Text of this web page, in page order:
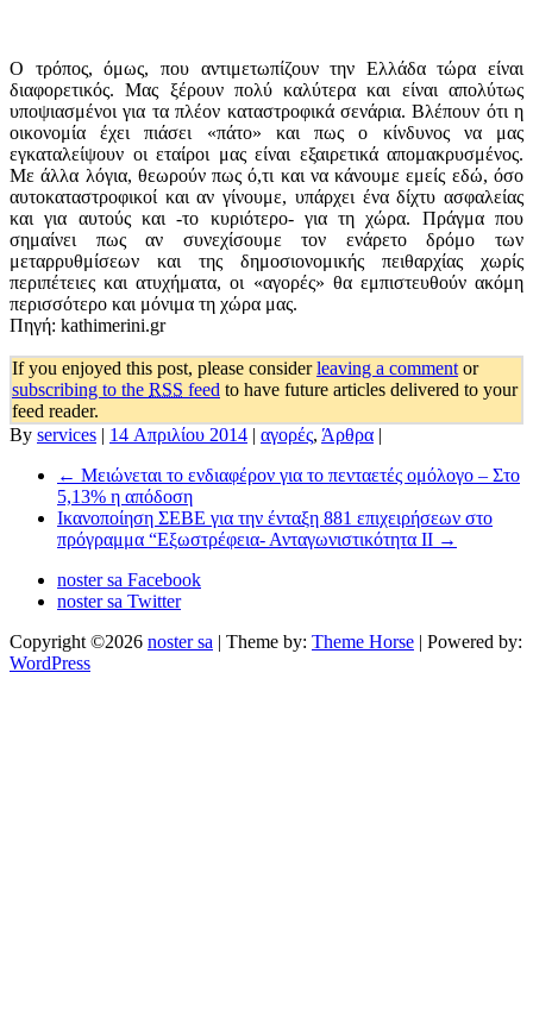
Ο τρόπος, όμως, που αντιμετωπίζουν την Ελλάδα τώρα είναι
διαφορετικός. Μας ξέρουν πολύ καλύτερα και είναι απολύτως
υποψιασμένοι για τα πλέον καταστροφικά σενάρια. Βλέπουν ότι η
οικονομία έχει πιάσει «πάτο» και πως ο κίνδυνος να μας
εγκαταλείψουν οι εταίροι μας είναι εξαιρετικά απομακρυσμένος.
Με άλλα λόγια, θεωρούν πως ό,τι και να κάνουμε εμείς εδώ, όσο
αυτοκαταστροφικοί και αν γίνουμε, υπάρχει ένα δίχτυ ασφαλείας
και για αυτούς και -το κυριότερο- για τη χώρα. Πράγμα που
σημαίνει πως αν συνεχίσουμε τον ενάρετο δρόμο των
μεταρρυθμίσεων και της δημοσιονομικής πειθαρχίας χωρίς
περιπέτειες και ατυχήματα, οι «αγορές» θα εμπιστευθούν ακόμη
περισσότερο και μόνιμα τη χώρα μας.
Πηγή: kathimerini.gr
If you enjoyed this post, please considerleaving a comment or
subscribing to the RSS feed to have future articles delivered to your
feed reader.
By services | 14 Απριλίου 2014 | αγορές, Άρθρα |
← Μειώνεται το ενδιαφέρον για το πενταετές ομόλογο – Στο
5,13% η απόδοση
Ικανοποίηση ΣΕΒΕ για την ένταξη 881 επιχειρήσεων στο
πρόγραμμα “Εξωστρέφεια- Ανταγωνιστικότητα ΙΙ →
noster sa Facebook
noster sa Twitter
Copyright ©2026 noster sa | Theme by: Theme Horse | Powered by:
WordPress